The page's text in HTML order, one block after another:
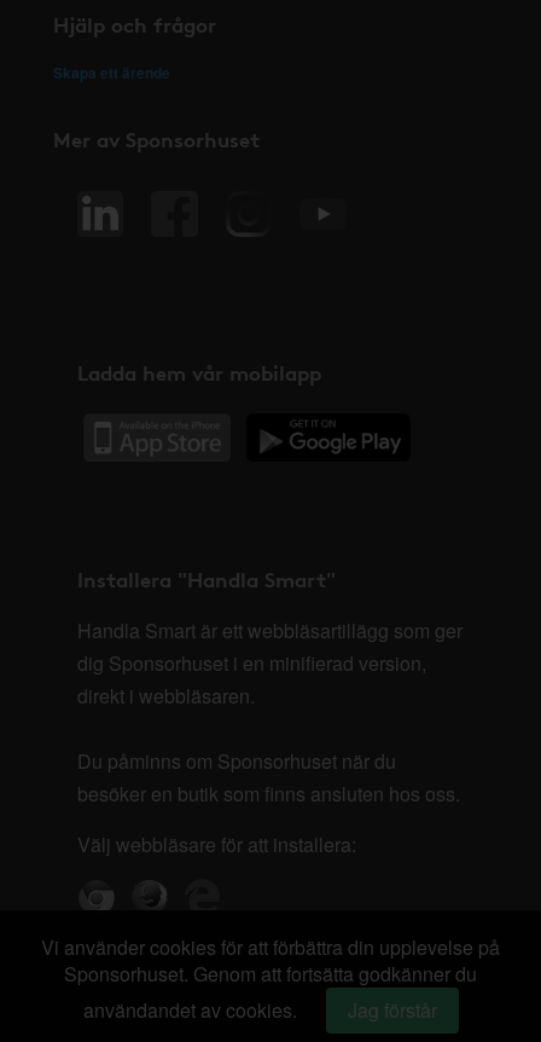
Hjälp och frågor
Skapa ett ärende
Mer av Sponsorhuset
Ladda hem vår mobilapp
Installera "Handla Smart"
Handla Smart är ett webbläsartillägg som ger
dig Sponsorhuset i en minifierad version,
direkt i webbläsaren.
Du påminns om Sponsorhuset när du
besöker en butik som finns ansluten hos oss.
Välj webbläsare för att installera:
Vi använder cookies för att förbättra din upplevelse på
Sponsorhuset. Genom att fortsätta godkänner du
användandet av cookies.
Jag förstår